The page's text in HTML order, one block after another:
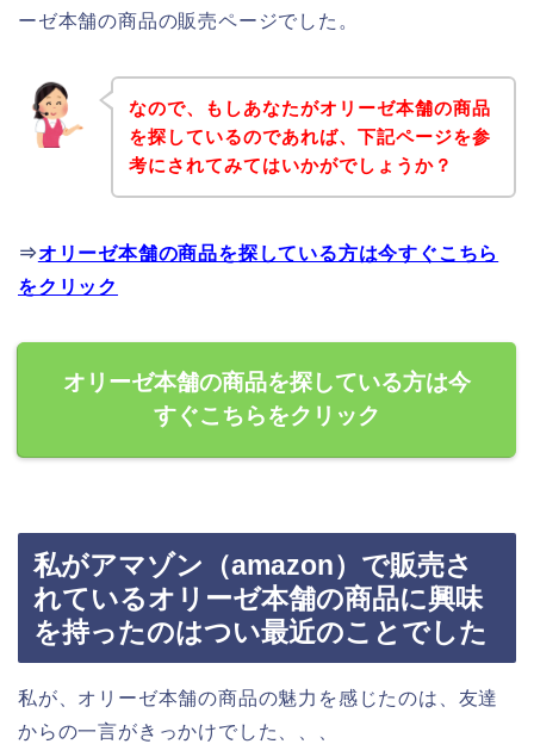
ーゼ本舗の商品の販売ページでした。
なので、もしあなたがオリーゼ本舗の商品
を探しているのであれば、下記ページを参
考にされてみてはいかがでしょうか？
⇒オリーゼ本舗の商品を探している方は今すぐこちら
をクリック
オリーゼ本舗の商品を探している方は今
すぐこちらをクリック
私がアマゾン（amazon）で販売さ
れているオリーゼ本舗の商品に興味
を持ったのはつい最近のことでした
私が、オリーゼ本舗の商品の魅力を感じたのは、友達
からの一言がきっかけでした、、、